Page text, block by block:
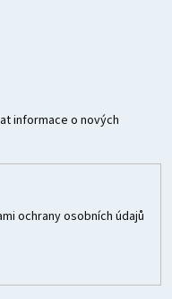
informace o nových
ochrany osobních údajů